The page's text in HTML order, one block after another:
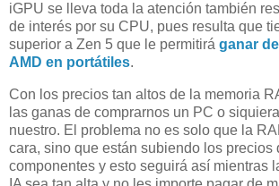
iGPU se lleva toda la atención también
de interés por su CPU, pues resulta que
superior a Zen 5 que le permitirá ganar
AMD en portátiles.
Con los precios tan altos de la memoria
las ganas de comprarnos un PC o
nuestro. El problema no es solo que la
cara, sino que están subiendo los precios
componentes y esto seguirá así mientras